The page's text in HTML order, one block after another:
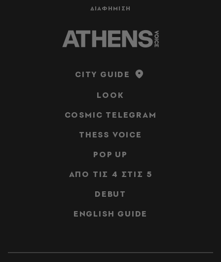
ΔΙΑΦΗΜΙΣΗ
CITY GUIDE
LOOK
COSMIC TELEGRAM
THESS VOICE
POP UP
ΑΠΟ ΤΙΣ 4 ΣΤΙΣ 5
DEBUT
ENGLISH GUIDE